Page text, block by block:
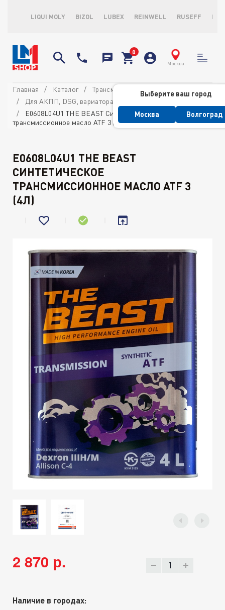
LIQUI MOLY BIZOL LUBEX REINWELL RUSEFF
Москва
Выберите ваш город
Москва Волгоград
Главная Каталог
Трансмиссионные масла и ATF
Для АКПП, DSG, вариатора и ГУР
E0608L04U1 THE BEAST Синтетическое
трансмиссионное масло ATF 3 (4л)
E0608L04U1 THE BEAST
СИНТЕТИЧЕСКОЕ
ТРАНСМИССИОННОЕ МАСЛО ATF 3
(4Л)
2 870 р.
Наличие в городах: